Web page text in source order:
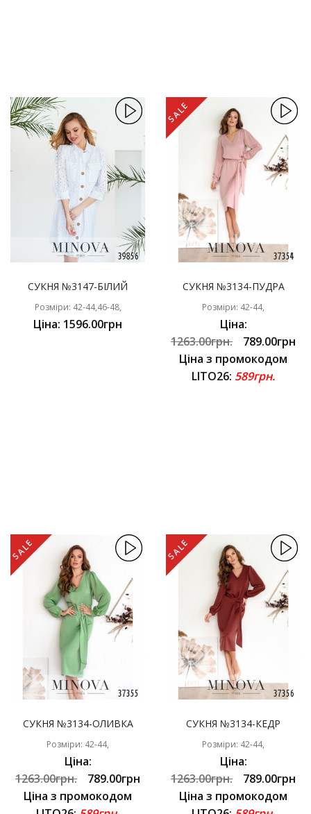
СУКНЯ №3147-БІЛИЙ
Розміри: 42-44,46-48,
Ціна: 1596.00грн
SALE
СУКНЯ №3134-ПУДРА
Розміри: 42-44,
Ціна:
1263.00грн.
789.00грн
Ціна з промокодом
LITO26: 589грн.
SALE
СУКНЯ №3134-ОЛИВКА
Розміри: 42-44,
Ціна:
1263.00грн.
789.00грн
Ціна з промокодом
SALE
СУКНЯ №3134-КЕДР
Розміри: 42-44,
Ціна:
1263.00грн.
789.00грн
Ціна з промокодом